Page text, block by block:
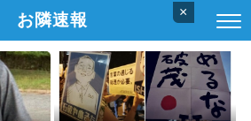
×
お隣速報